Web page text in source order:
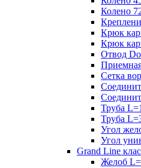
Колено
Крюк
Крюк
Отвод
Сетка
Труба
Труба
Угол
Угол
Grand Line
Желоб